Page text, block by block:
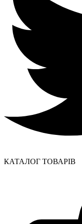
КАТАЛОГ ТОВАРІВ